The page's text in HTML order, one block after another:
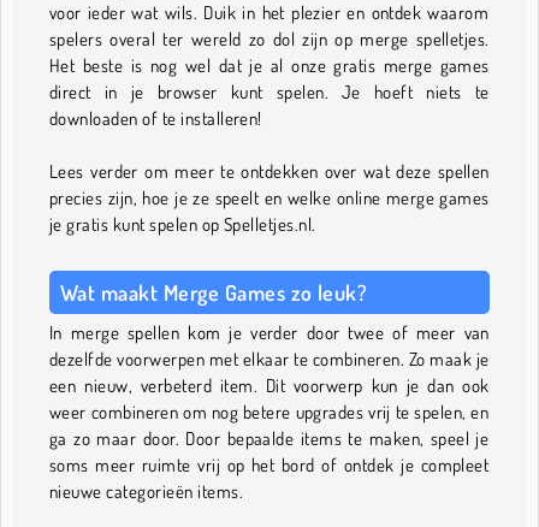
voor ieder wat wils. Duik in het plezier en ontdek waarom
spelers overal ter wereld zo dol zijn op merge spelletjes.
Het beste is nog wel dat je al onze gratis merge games
direct in je browser kunt spelen. Je hoeft niets te
downloaden of te installeren!
Lees verder om meer te ontdekken over wat deze spellen
precies zijn, hoe je ze speelt en welke online merge games
je gratis kunt spelen op Spelletjes.nl.
Wat maakt Merge Games zo leuk?
In merge spellen kom je verder door twee of meer van
dezelfde voorwerpen met elkaar te combineren. Zo maak je
een nieuw, verbeterd item. Dit voorwerp kun je dan ook
weer combineren om nog betere upgrades vrij te spelen, en
ga zo maar door. Door bepaalde items te maken, speel je
soms meer ruimte vrij op het bord of ontdek je compleet
nieuwe categorieën items.